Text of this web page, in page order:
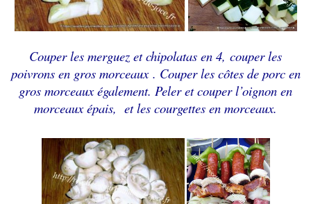
Couper les merguez et chipolatas en 4, couper les
poivrons en gros morceaux. Couper les côtes de porc en
gros morceaux également. Peler et couperl’oignon en
morceaux épais, et les courgettes en morceaux.